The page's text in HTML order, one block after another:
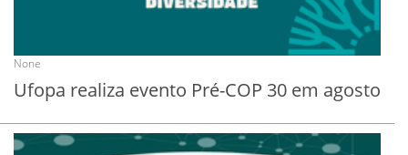
None
Ufopa realiza evento Pré-COP 30 em agosto